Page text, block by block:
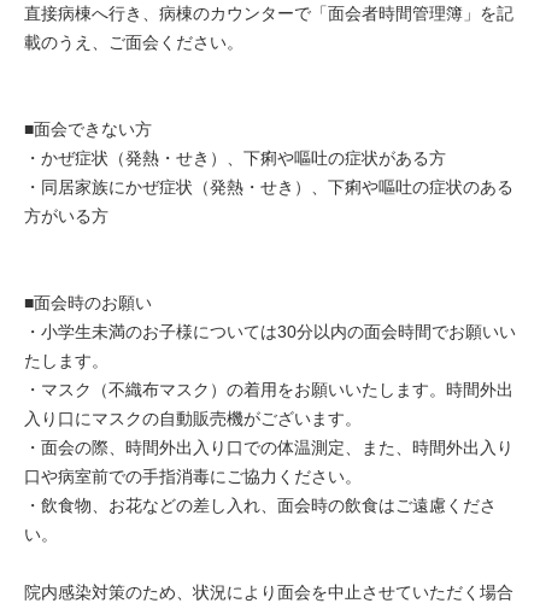
直接病棟へ行き、病棟のカウンターで「面会者時間管理簿」を記
載のうえ、ご面会ください。
■面会できない方
・かぜ症状（発熱・せき）、下痢や嘔吐の症状がある方
・同居家族にかぜ症状（発熱・せき）、下痢や嘔吐の症状のある
方がいる方
■面会時のお願い
・小学生未満のお子様については30分以内の面会時間でお願いい
たします。
・マスク（不織布マスク）の着用をお願いいたします。時間外出
入り口にマスクの自動販売機がございます。
・面会の際、時間外出入り口での体温測定、また、時間外出入り
口や病室前での手指消毒にご協力ください。
・飲食物、お花などの差し入れ、面会時の飲食はご遠慮くださ
い。
院内感染対策のため、状況により面会を中止させていただく場合